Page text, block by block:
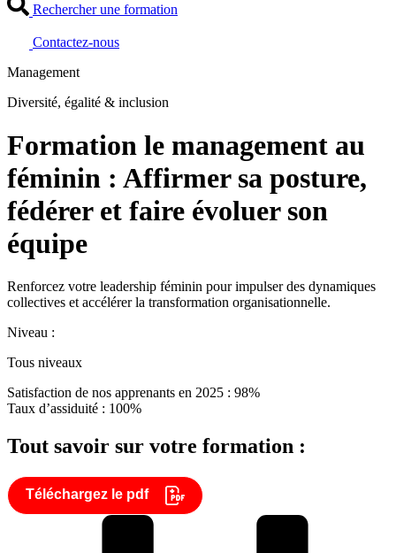
Rechercher une formation
Contactez-nous
Management
Diversité, égalité & inclusion
Formation le management au
féminin : Affirmer sa posture,
fédérer et faire évoluer son
équipe
Renforcez votre leadership féminin pour impulser des dynamiques
collectives et accélérer la transformation organisationnelle.
Niveau :
Tous niveaux
Satisfaction de nos apprenants en 2025 : 98%
Taux d’assiduité : 100%
Tout savoir sur votre formation :
Téléchargez le pdf